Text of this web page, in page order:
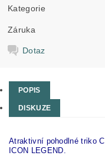
Kategorie
Záruka
Dotaz
POPIS
DISKUZE
Atraktivní pohodlné triko
ICON LEGEND.